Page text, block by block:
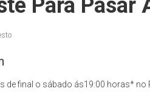
Para Pasar
de final o sábado ás19:00 horas* no